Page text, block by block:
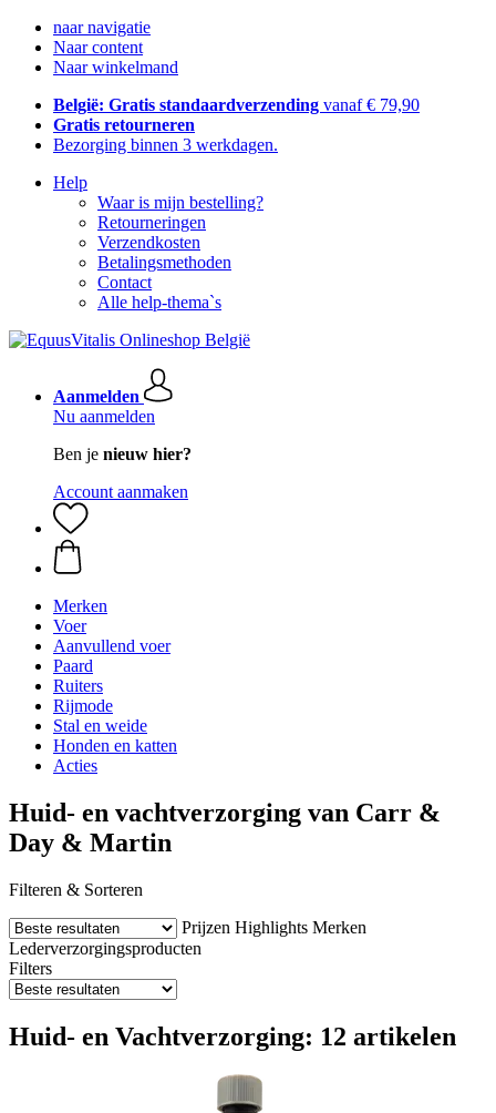
naar navigatie
Naar content
Naar winkelmand
België: Gratis standaardverzending vanaf € 79,90
Gratis retourneren
Bezorging binnen 3 werkdagen.
Help
Waar is mijn bestelling?
Retourneringen
Verzendkosten
Betalingsmethoden
Contact
Alle help-thema`s
Aanmelden
Nu aanmelden
Ben je nieuw hier?
Account aanmaken
Merken
Voer
Aanvullend voer
Paard
Ruiters
Rijmode
Stal en weide
Honden en katten
Acties
Huid- en vachtverzorging van Carr &
Day & Martin
Filteren & Sorteren
Prijzen Highlights Merken
Lederverzorgingsproducten
Filters
Huid- en Vachtverzorging: 12 artikelen